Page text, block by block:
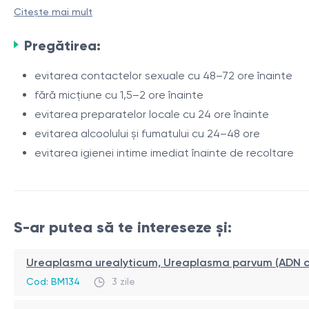
corpi reticulați - forma intracelulară de multiplicare
Infecția este frecvent asimptomatică la bărbați, ceea ce
Testul PCR detectează ADN-ul bacteriei chiar și în
disconfort uretral
suspiciune de infecție cu transmitere sexuală
screening la persoane cu risc
Procedură
Citește mai mult
Pregătirea:
evitarea contactelor sexuale cu 48–72 ore înainte
fără micțiune cu 1,5–2 ore înainte
evitarea preparatelor locale cu 24 ore înainte
evitarea alcoolului și fumatului cu 24–48 ore
evitarea igienei intime imediat înainte de recoltare
S-ar putea să te intereseze și:
Ureaplasma urealyticum, Ureaplasma parvum
Cod: BM134 3 zile